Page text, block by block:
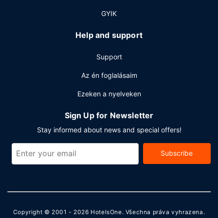
szobaszerviz. Leeresztenél kicsit? Látogass el a szálláson
melletti bár egyikébe. Svédasztalos kínálat reggeli felár
A szálláshelyen gyorsított kijelentkezési lehetőség,
szolgáltatások is igénybe vehető. A(z) hotel 2
lebonyolítására.
GYIK
Help and support
Support
Az én foglalásaim
Ezeken a nyelveken
Sign Up for Newsletter
Stay informed about news and special offers!
Subscribe
Copyright © 2001 - 2026 HotelsOne. Všechna práva vyhrazena.